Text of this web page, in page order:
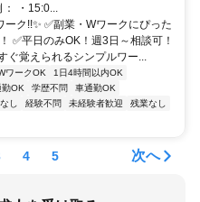
・15:0...
ク!!✨ ✅副業・Wワークにぴった
✅平日のみOK！週3日～相談可！
ぐ覚えられるシンプルワー...
ワークOK
1日4時間以内OK
勤OK 学歴不問
車通勤OK
し 経験不問 未経験者歓迎
残業なし
4 5 次へ